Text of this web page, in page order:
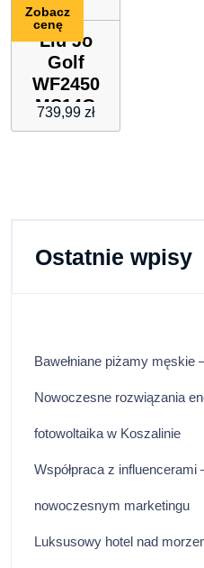
Liu Jo
Golf
WF2450
MS14G
Brązowy
739,99 zł
Zobacz
cenę
Ostatnie wpisy
Bawełniane piżamy
Nowoczesne rozwiązania
fotowoltaika w Koszalinie
Współpraca z
nowoczesnym marketingu
Luksusowy hotel nad